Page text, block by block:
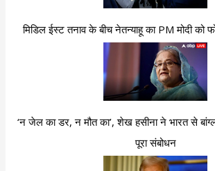
मिडिल ईस्ट तनाव के बीच नेतन्याहू का PM मोदी को
‘न जेल का डर, न मौत का’, शेख हसीना ने भारत से
पूरा संबोधन